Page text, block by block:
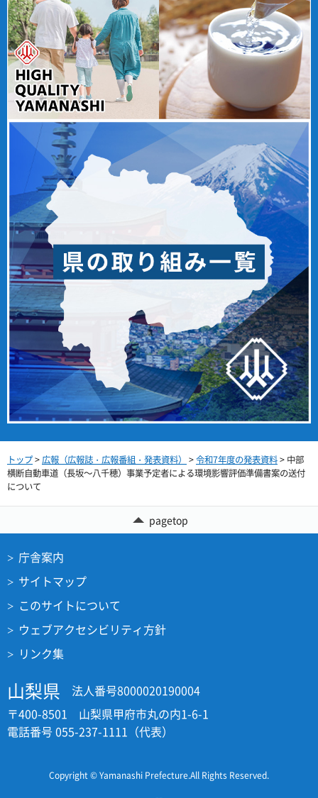
トップ>広報（広報誌・広報番組・発表資料） >令和7年度の発表資料> 中部
横断自動車道（長坂～八千穂）事業予定者による環境影響評価準備書案の送付
について
pagetop
庁舎案内
サイトマップ
このサイトについて
ウェブアクセシビリティ方針
リンク集
山梨県
法人番号8000020190004
〒400-8501 山梨県甲府市丸の内1-6-1
電話番号 055-237-1111（代表）
Copyright © Yamanashi Prefecture.All Rights Reserved.